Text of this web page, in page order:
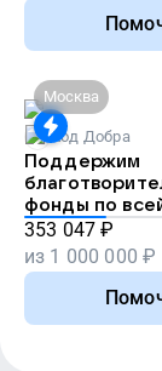
Москва
Код Добра
Поддержим
фонды по
353 047 ₽
из 1 000 000 ₽